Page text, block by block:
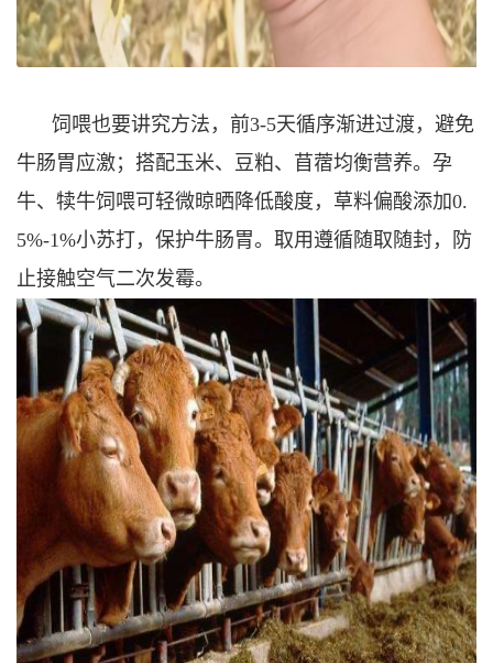
饲喂也要讲究方法，前3-5天循序渐进过渡，避免
牛肠胃应激；搭配玉米、豆粕、苜蓿均衡营养。孕
牛、犊牛饲喂可轻微晾晒降低酸度，草料偏酸添加0.
5%-1%小苏打，保护牛肠胃。取用遵循随取随封，防
止接触空气二次发霉。